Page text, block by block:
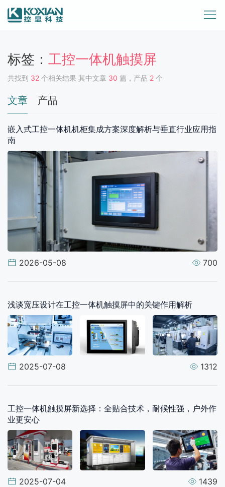
标签： 工控一体机触摸屏
共找到 32 个相关结果 其中文章 30 篇，产品 2 个
文章 产品
嵌入式工控一体机机柜集成方案深度解析与垂直行业应用指
南
2026-05-08 700
浅谈宽压设计在工控一体机触摸屏中的关键作用解析
2025-07-08 1312
工控一体机触摸屏新选择：全贴合技术，耐候性强，户外作
业更安心
2025-07-04 1439